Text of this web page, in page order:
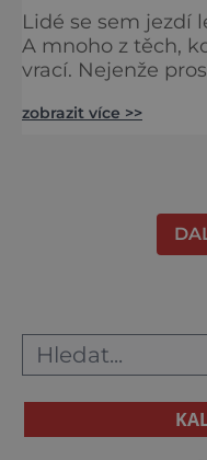
Lidé se sem jezdí
A mnoho z těch,
vrací. Nejenže
řekne slovenské
zobrazit více >>